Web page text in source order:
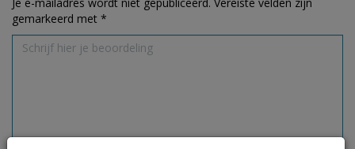
Je e-mailadres wordt niet gepubliceerd. Vereiste velden zijn
gemarkeerd met *